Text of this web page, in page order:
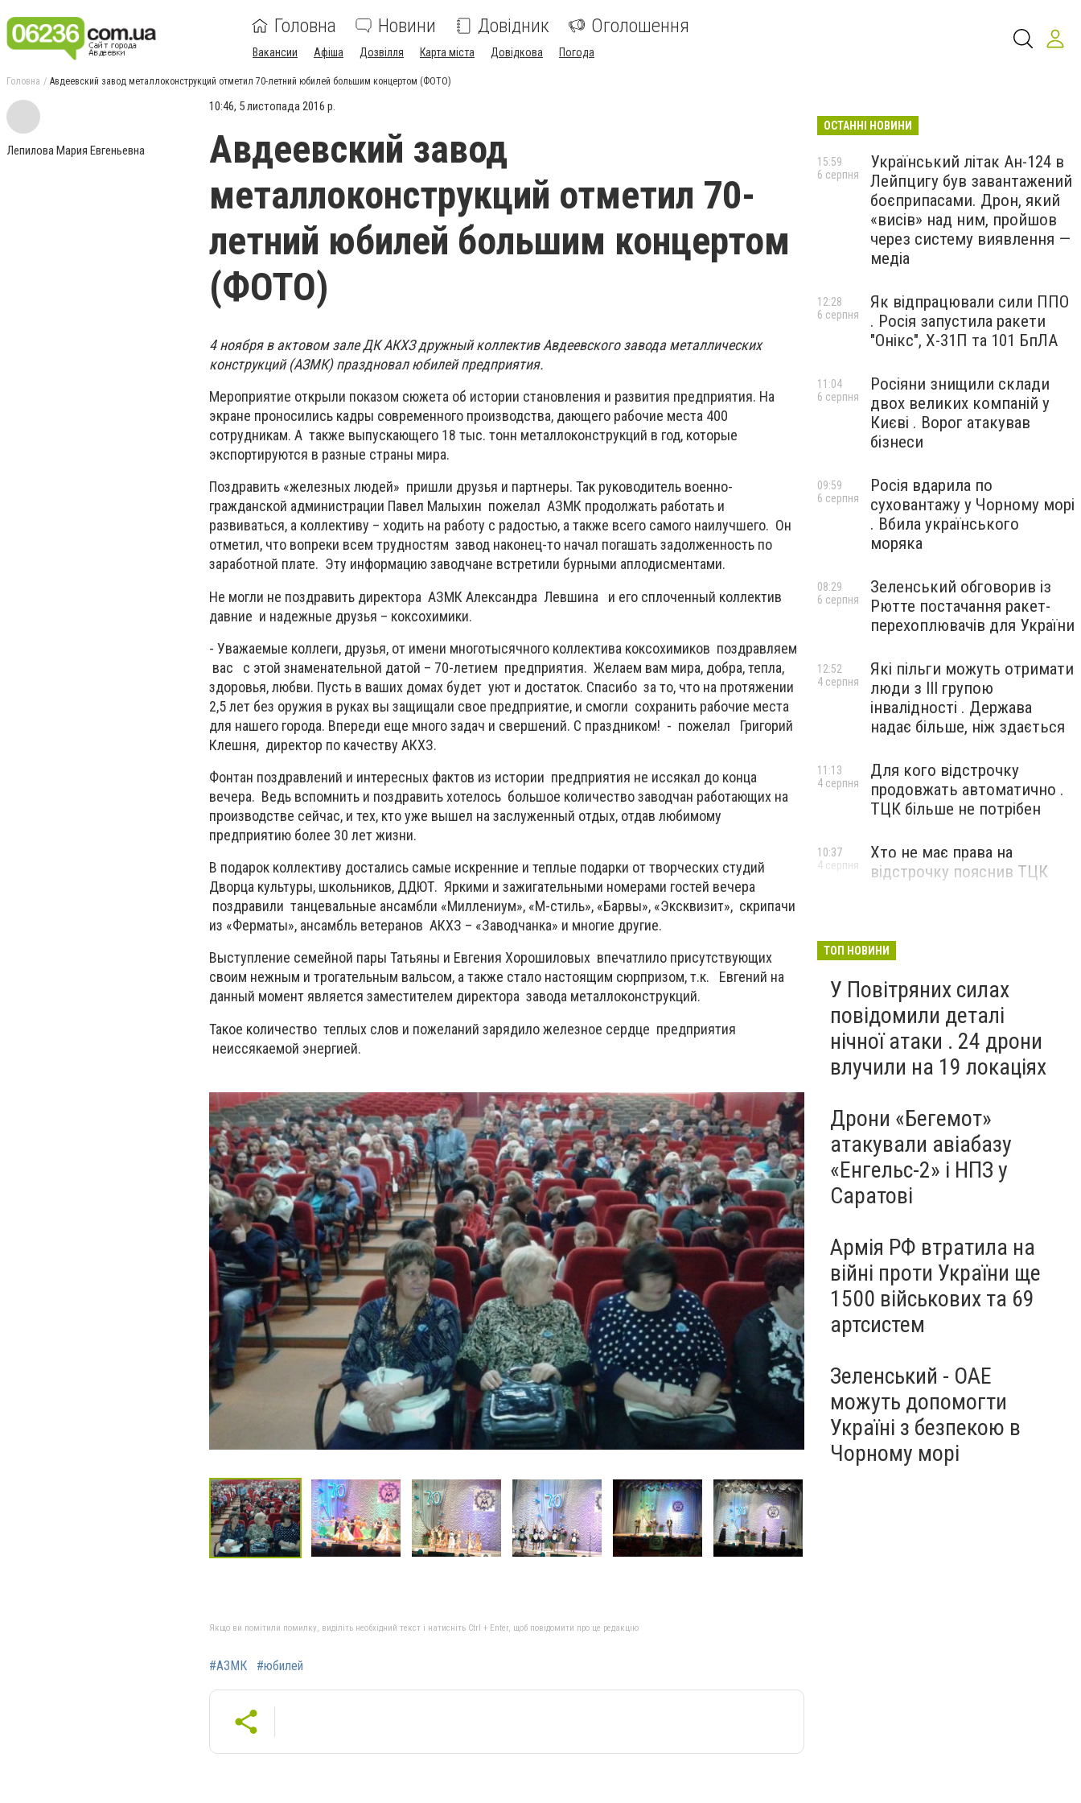
Головна Новини Довідник Оголошення
Вакансии Афіша Дозвілля Карта міста Довідкова Погода
Головна Авдеевский завод металлоконструкций отметил 70-летний юбилей большим концертом (ФОТО)
Лепилова Мария Евгеньевна
10:46, 5 листопада 2016 р.
Авдеевский завод
металлоконструкций отметил 70-
летний юбилей большим концертом
(ФОТО)
4 ноября в актовом зале ДК АКХЗ дружный коллектив Авдеевского завода металлических
конструкций (АЗМК) праздновал юбилей предприятия.
Мероприятие открыли показом сюжета об истории становления и развития предприятия. На
экране проносились кадры современного производства, дающего рабочие места 400
сотрудникам. А также выпускающего 18 тыс. тонн металлоконструкций в год, которые
экспортируются в разные страны мира.
Поздравить «железных людей» пришли друзья и партнеры. Так руководитель военно-
гражданской администрации Павел Малыхин пожелал АЗМК продолжать работать и
развиваться, а коллективу – ходить на работу с радостью, а также всего самого наилучшего. Он
отметил, что вопреки всем трудностям завод наконец-то начал погашать задолженность по
заработной плате. Эту информацию заводчане встретили бурными аплодисментами.
Не могли не поздравить директора АЗМК Александра Левшина и его сплоченный коллектив
давние и надежные друзья – коксохимики.
- Уважаемые коллеги, друзья, от имени многотысячного коллектива коксохимиков поздравляем
вас с этой знаменательной датой – 70-летием предприятия. Желаем вам мира, добра, тепла,
здоровья, любви. Пусть в ваших домах будет уют и достаток. Спасибо за то, что на протяжении
2,5 лет без оружия в руках вы защищали свое предприятие, и смогли сохранить рабочие места
для нашего города. Впереди еще много задач и свершений. С праздником! - пожелал Григорий
Клешня, директор по качеству АКХЗ.
Фонтан поздравлений и интересных фактов из истории предприятия не иссякал до конца
вечера. Ведь вспомнить и поздравить хотелось большое количество заводчан работающих на
производстве сейчас, и тех, кто уже вышел на заслуженный отдых, отдав любимому
предприятию более 30 лет жизни.
В подарок коллективу достались самые искренние и теплые подарки от творческих студий
Дворца культуры, школьников, ДДЮТ. Яркими и зажигательными номерами гостей вечера
поздравили танцевальные ансамбли «Миллениум», «М-стиль», «Барвы», «Эксквизит», скрипачи
из «Ферматы», ансамбль ветеранов АКХЗ – «Заводчанка» и многие другие.
Выступление семейной пары Татьяны и Евгения Хорошиловых впечатлило присутствующих
своим нежным и трогательным вальсом, а также стало настоящим сюрпризом, т.к. Евгений на
данный момент является заместителем директора завода металлоконструкций.
Такое количество теплых слов и пожеланий зарядило железное сердце предприятия
неиссякаемой энергией.
Якщо ви помітили помилку, виділіть необхідний текст і натисніть Ctrl + Enter, щоб повідомити про це редакцію
#АЗМК #юбилей
ОСТАННІ НОВИНИ
Український літак Ан-124 в
Лейпцигу був завантажений
боєприпасами. Дрон, який
«висів» над ним, пройшов
через систему виявлення —
медіа
15:59
6 серпня
Як відпрацювали сили ППО
. Росія запустила ракети
"Онікс", Х-31П та 101 БпЛА
12:28
6 серпня
Росіяни знищили склади
двох великих компаній у
Києві . Ворог атакував
бізнеси
11:04
6 серпня
Росія вдарила по
суховантажу у Чорному морі
. Вбила українського
моряка
09:59
6 серпня
Зеленський обговорив із
Рютте постачання ракет-
перехоплювачів для України
08:29
6 серпня
Які пільги можуть отримати
люди з III групою
інвалідності . Держава
надає більше, ніж здається
12:52
4 серпня
Для кого відстрочку
продовжать автоматично .
ТЦК більше не потрібен
11:13
4 серпня
Хто не має права на
відстрочку пояснив ТЦК
10:37
4 серпня
ТОП НОВИНИ
У Повітряних силах
повідомили деталі
нічної атаки . 24 дрони
влучили на 19 локаціях
Дрони «Бегемот»
атакували авіабазу
«Енгельс-2» і НПЗ у
Саратові
Армія РФ втратила на
війні проти України ще
1500 військових та 69
артсистем
Зеленський - ОАЕ
можуть допомогти
Україні з безпекою в
Чорному морі